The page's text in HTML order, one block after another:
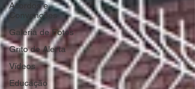
Acordos e
Convenções
Galeria de Fotos
Grito de Alerta
Vídeos
Educação